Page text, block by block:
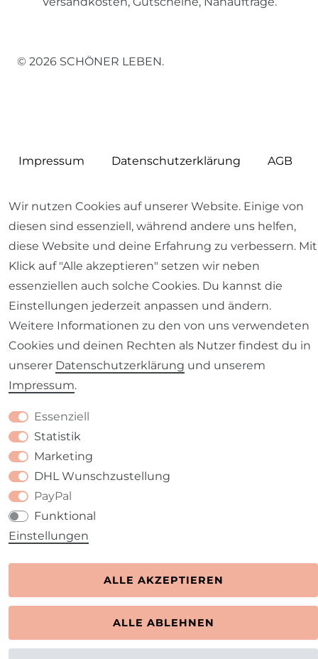
© 2026 SCHÖNER LEBEN.
Impressum Daten­schutz­erklärung AGB
Barrierefreiheitserklärung Widerrufs­recht
Wir nutzen Cookies auf unserer Website. Einige von
diesen sind essenziell, während andere uns helfen,
diese Website und deine Erfahrung zu verbessern. Mit
Klick auf "Alle akzeptieren" setzen wir neben
essenziellen auch solche Cookies. Du kannst die
Einstellungen jederzeit anpassen und ändern.
Weitere Informationen zu den von uns verwendeten
Cookies und deinen Rechten als Nutzer findest du in
unserer Daten­schutz­erklärung und unserem
Impressum.
Essenziell
Statistik
Marketing
DHL Wunschzustellung
PayPal
Funktional
Einstellungen
ALLE AKZEPTIEREN
ALLE ABLEHNEN